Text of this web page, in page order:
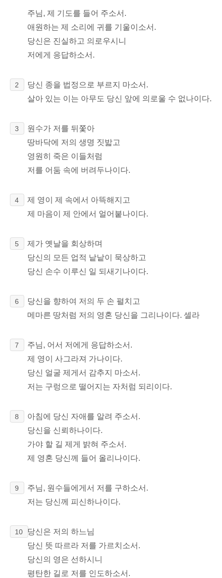
주님, 제 기도를 들어 주소서.
애원하는 제 소리에 귀를 기울이소서.
당신은 진실하고 의로우시니
저에게 응답하소서.
2
당신 종을 법정으로 부르지 마소서.
살아 있는 이는 아무도 당신 앞에 의로울 수 없나이다.
3
원수가 저를 뒤쫓아
땅바닥에 저의 생명 짓밟고
영원히 죽은 이들처럼
저를 어둠 속에 버려두나이다.
4
제 영이 제 속에서 아뜩해지고
제 마음이 제 안에서 얼어붙나이다.
5
제가 옛날을 회상하며
당신의 모든 업적 낱낱이 묵상하고
당신 손수 이루신 일 되새기나이다.
6
당신을 향하여 저의 두 손 펼치고
메마른 땅처럼 저의 영혼 당신을 그리나이다. 셀라
7
주님, 어서 저에게 응답하소서.
제 영이 사그라져 가나이다.
당신 얼굴 제게서 감추지 마소서.
저는 구렁으로 떨어지는 자처럼 되리이다.
8
아침에 당신 자애를 알려 주소서.
당신을 신뢰하나이다.
가야 할 길 제게 밝혀 주소서.
제 영혼 당신께 들어 올리나이다.
9
주님, 원수들에게서 저를 구하소서.
저는 당신께 피신하나이다.
10
당신은 저의 하느님
당신 뜻 따르라 저를 가르치소서.
당신의 영은 선하시니
평탄한 길로 저를 인도하소서.